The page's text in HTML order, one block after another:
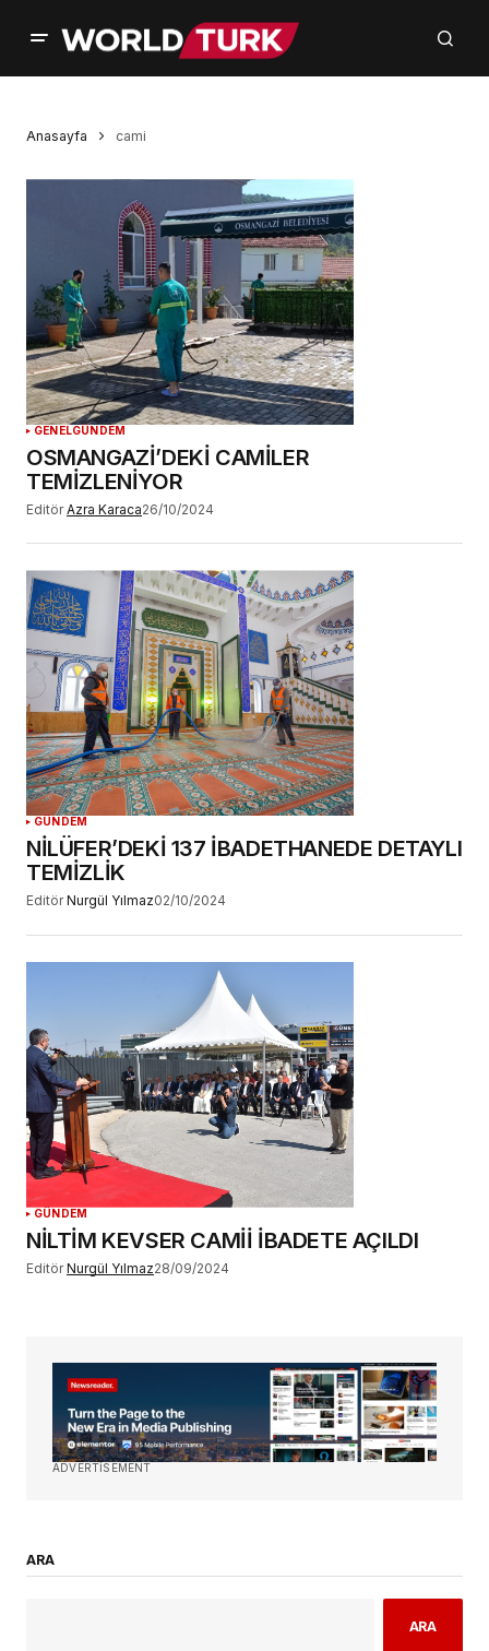
Anasayfa cami
GENELGÜNDEM
OSMANGAZİ’DEKİ CAMİLER
TEMİZLENİYOR
Editör Azra Karaca26/10/2024
GÜNDEM
NİLÜFER’DEKİ 137 İBADETHANEDE DETAYLI
TEMİZLİK
Editör Nurgül Yılmaz02/10/2024
GÜNDEM
NİLTİM KEVSER CAMİİ İBADETE AÇILDI
Editör Nurgül Yılmaz28/09/2024
ADVERTISEMENT
ARA
ARA